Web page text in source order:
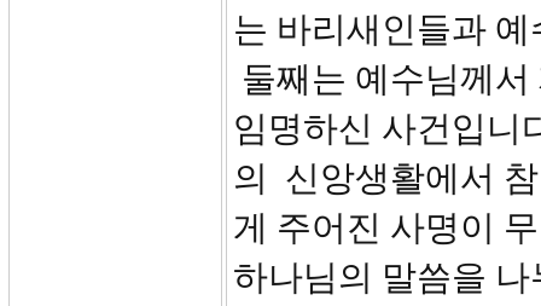
는 바리새인들과
둘째는 예수님께
임명하신 사건입니
의 신앙생활에서
게 주어진 사명이
하나님의 말씀을